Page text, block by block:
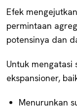
Efek
permintaan
potensinya dan
Untuk mengatasi
ekspansioner,
Menurunkan